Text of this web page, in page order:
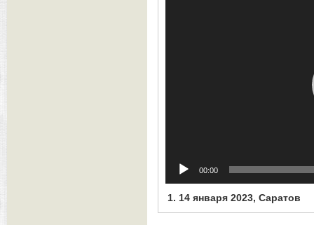
00:00
1. 14 января 2023, Саратов